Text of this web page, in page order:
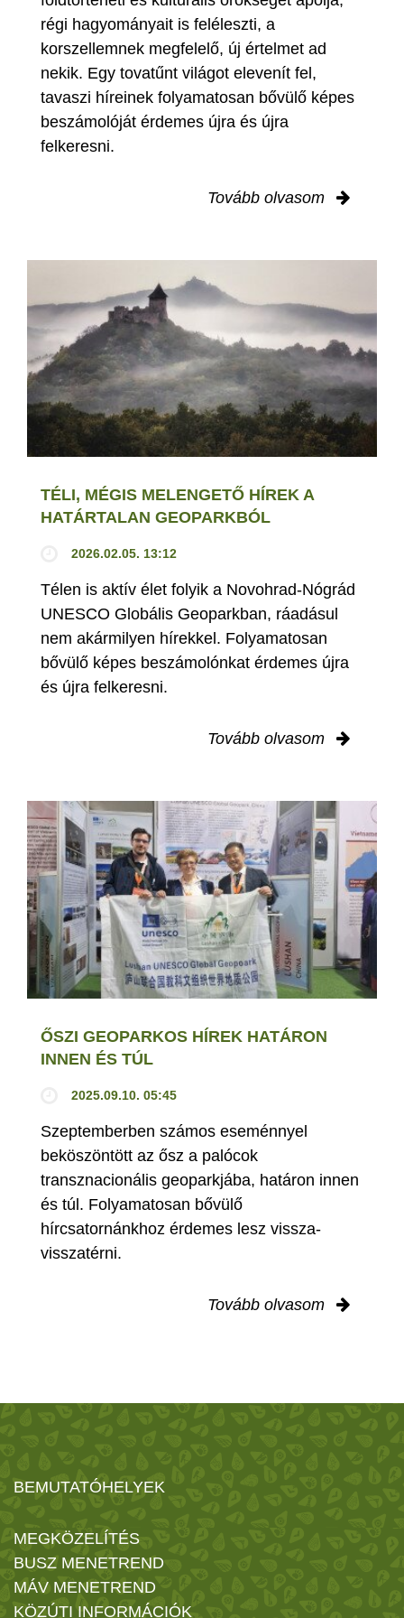
régi hagyományait is feléleszti, a
korszellemnek megfelelő, új értelmet ad
nekik. Egy tovatűnt világot elevenít fel,
tavaszi híreinek folyamatosan bővülő képes
beszámolóját érdemes újra és újra
felkeresni.
Tovább olvasom
TÉLI, MÉGIS MELENGETŐ HÍREK A
HATÁRTALAN GEOPARKBÓL
2026.02.05. 13:12
Télen is aktív élet folyik a Novohrad-Nógrád
UNESCO Globális Geoparkban, ráadásul
nem akármilyen hírekkel. Folyamatosan
bővülő képes beszámolónkat érdemes újra
és újra felkeresni.
Tovább olvasom
ŐSZI GEOPARKOS HÍREK HATÁRON
INNEN ÉS TÚL
2025.09.10. 05:45
Szeptemberben számos eseménnyel
beköszöntött az ősz a palócok
transznacionális geoparkjába, határon innen
és túl. Folyamatosan bővülő
hírcsatornánkhoz érdemes lesz vissza-
visszatérni.
Tovább olvasom
BEMUTATÓHELYEK
MEGKÖZELÍTÉS
BUSZ MENETREND
MÁV MENETREND
KÖZÚTI INFORMÁCIÓK